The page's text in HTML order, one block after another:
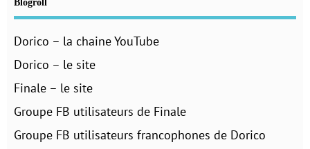
Blogroll
Dorico – la chaine YouTube
Dorico – le site
Finale – le site
Groupe FB utilisateurs de Finale
Groupe FB utilisateurs francophones de Dorico